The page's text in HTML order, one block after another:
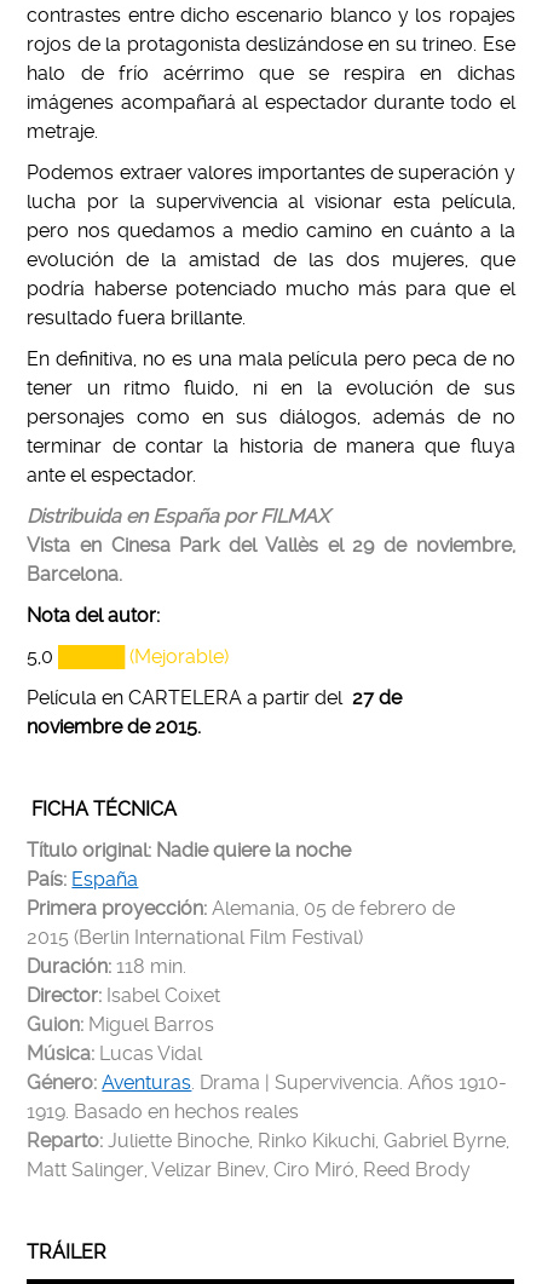
contrastes entre dicho escenario blanco y los ropajes
rojos de la protagonista deslizándose en su trineo. Ese
halo de frío acérrimo que se respira en dichas
imágenes acompañará al espectador durante todo el
metraje.
Podemos extraer valores importantes de superación y
lucha por la supervivencia al visionar esta película,
pero nos quedamos a medio camino en cuánto a la
evolución de la amistad de las dos mujeres, que
podría haberse potenciado mucho más para que el
resultado fuera brillante.
En definitiva, no es una mala película pero peca de no
tener un ritmo fluido, ni en la evolución de sus
personajes como en sus diálogos, además de no
terminar de contar la historia de manera que fluya
ante el espectador.
Distribuida en España por FILMAX
Vista en Cinesa Park del Vallès el 29 de noviembre,
Barcelona.
Nota del autor:
5,0
█████ (Mejorable)
Película en CARTELERA a partir del27 de
noviembrede 2015.
FICHA TÉCNICA
Título original: Nadie quiere la noche
País: España
Primera proyección:Alemania, 05 de febrero de
2015 (Berlin International Film Festival)
Duración:118 min.
Director: Isabel Coixet
Guion: Miguel Barros
Música: Lucas Vidal
Género:Aventuras. Drama | Supervivencia. Años 1910-
1919. Basado en hechos reales
Reparto: Juliette Binoche, Rinko Kikuchi, Gabriel Byrne,
Matt Salinger, Velizar Binev, Ciro Miró, Reed Brody
TRÁILER